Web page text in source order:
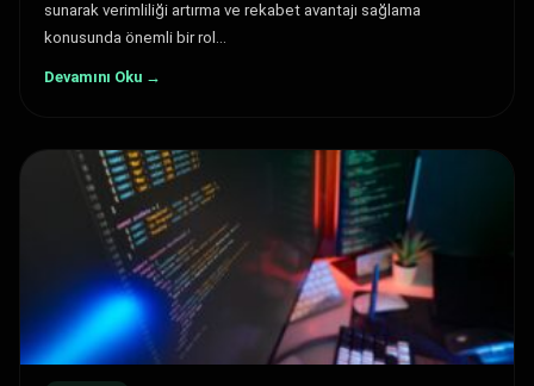
sunarak verimliliği artırma ve rekabet avantajı sağlama
konusunda önemli bir rol…
Devamını Oku →